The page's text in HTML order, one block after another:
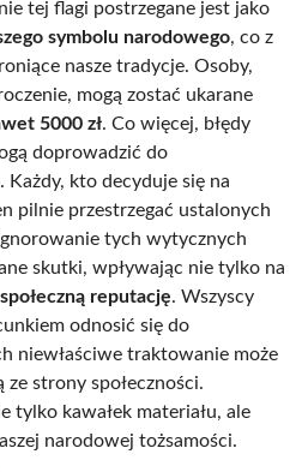
tej flagi postrzegane jest jako
symbolu narodowego, co z
nasze tradycje. Osoby,
mogą zostać ukarane
5000 zł. Co więcej, błędy
doprowadzić do
. Każdy, kto decyduje się na
pilnie przestrzegać ustalonych
tych wytycznych
skutki, wpływając nie tylko na
społeczną reputację. Wszyscy
odnosić się do
niewłaściwe traktowanie może
strony społeczności.
tylko kawałek materiału, ale
narodowej tożsamości.